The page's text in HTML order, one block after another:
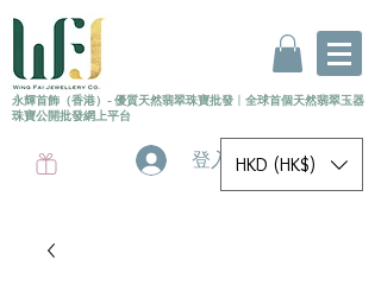
永輝首飾（香港）- 優質天然翡翠珠寶批發 〡 全球首個天然翡翠玉器
珠寶公開批發網上平台
登入 HKD (HK$)